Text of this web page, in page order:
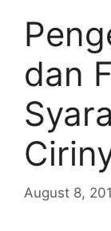
dan
August 8,